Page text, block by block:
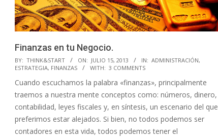
Finanzas en tu Negocio.
2013-
07-
15
BY: THINK&START ON: JULIO 15, 2013 IN: ADMINISTRACIÓN,
ESTRATEGIA, FINANZAS WITH: 3 COMMENTS
Cuando escuchamos la palabra «finanzas», principalmente
traemos a nuestra mente conceptos como: números, dinero,
contabilidad, leyes fiscales y, en síntesis, un escenario del que
preferimos estar alejados. Si bien, no todos podemos ser
contadores en esta vida, todos podemos tener el